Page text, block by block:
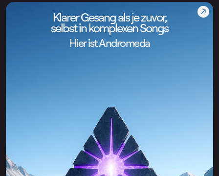
Klarer Gesang als je zuvor,
selbst in komplexen Songs
Hier ist Andromeda